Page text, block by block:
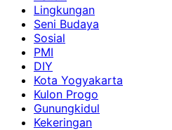
Lingkungan
Seni Budaya
Sosial
PMI
DIY
Kota Yogyakarta
Kulon Progo
Gunungkidul
Kekeringan